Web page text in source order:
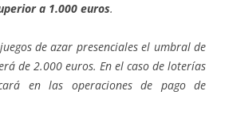
a 1.000 euros.
de azar presenciales el umbral de
de 2.000 euros. En el caso de loterías
en las operaciones de pago de